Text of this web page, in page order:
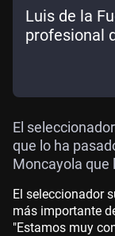
Luis de la
profesional
El
que lo ha
Moncayola que
El seleccionador
más importante
"Estamos muy